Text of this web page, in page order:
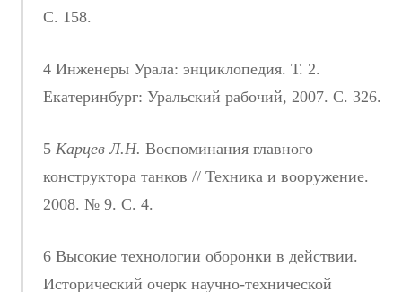
С. 158.
4 Инженеры Урала: энциклопедия. Т. 2.
Екатеринбург: Уральский рабочий, 2007. С. 326.
5 Карцев Л.Н. Воспоминания главного
конструктора танков // Техника и вооружение.
2008. № 9. С. 4.
6 Высокие технологии оборонки в действии.
Исторический очерк научно-технической